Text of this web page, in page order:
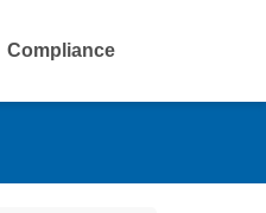
Compliance